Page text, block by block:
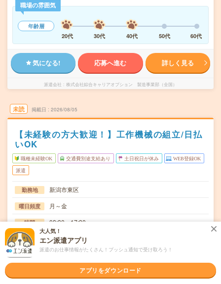
職場の雰囲気
年齢層
20代
30代 40代 50代 60代
気になる! 応募へ進む 詳しく見る
派遣会社 株式会社綜合キャリアオプション 製造事業部（全国）
未読 掲載日 2026/08/05
【未経験の方大歓迎！】工作機械の組立/日払
いOK
職種未経験OK 交通費別途支給あり 土日祝日が休み WEB登録OK
派遣
勤務地 新潟市東区
曜日頻度 月～金
時間 08:30～17:30
期間 長期でお仕事できる方、大歓迎！
時給 時給1200円
交通費規定内支給
大人気！
エン派遣アプリ
派遣のお仕事情報がたくさん！プッシュ通知で受け取ろう！
アプリをダウンロード